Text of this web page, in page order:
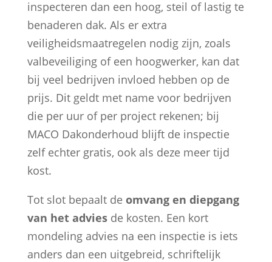
inspecteren dan een hoog, steil of lastig te
benaderen dak. Als er extra
veiligheidsmaatregelen nodig zijn, zoals
valbeveiliging of een hoogwerker, kan dat
bij veel bedrijven invloed hebben op de
prijs. Dit geldt met name voor bedrijven
die per uur of per project rekenen; bij
MACO Dakonderhoud blijft de inspectie
zelf echter gratis, ook als deze meer tijd
kost.
Tot slot bepaalt de omvang en diepgang
van het adviesde kosten. Een kort
mondeling advies na een inspectie is iets
anders dan een uitgebreid, schriftelijk